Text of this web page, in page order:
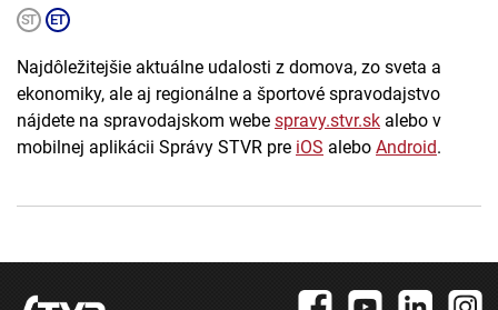
Najdôležitejšie aktuálne udalosti z domova, zo sveta a
ekonomiky, ale aj regionálne a športové spravodajstvo
nájdete na spravodajskom webe spravy.stvr.sk alebo v
mobilnej aplikácii Správy STVR pre iOS alebo Android.